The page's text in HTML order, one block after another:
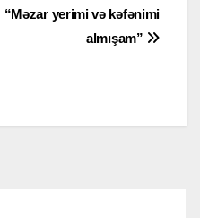
“Məzar yerimi və kəfənimi
almışam”